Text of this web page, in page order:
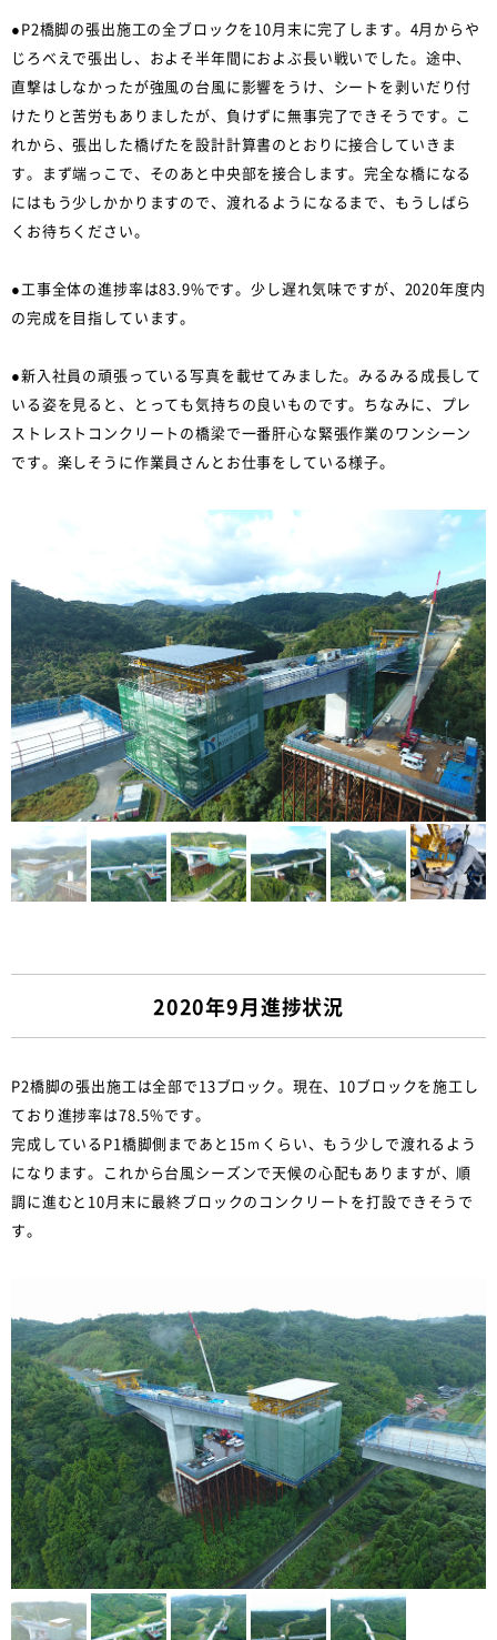
●P2橋脚の張出施工の全ブロックを10月末に完了します。4月からや
じろべえで張出し、およそ半年間におよぶ長い戦いでした。途中、
直撃はしなかったが強風の台風に影響をうけ、シートを剥いだり付
けたりと苦労もありましたが、負けずに無事完了できそうです。こ
れから、張出した橋げたを設計計算書のとおりに接合していきま
す。まず端っこで、そのあと中央部を接合します。完全な橋になる
にはもう少しかかりますので、渡れるようになるまで、もうしばら
くお待ちください。
●工事全体の進捗率は83.9%です。少し遅れ気味ですが、2020年度内
の完成を目指しています。
●新入社員の頑張っている写真を載せてみました。みるみる成長して
いる姿を見ると、とっても気持ちの良いものです。ちなみに、プレ
ストレストコンクリートの橋梁で一番肝心な緊張作業のワンシーン
です。楽しそうに作業員さんとお仕事をしている様子。
2020年9月進捗状況
P2橋脚の張出施工は全部で13ブロック。現在、10ブロックを施工し
ており進捗率は78.5%です。
完成しているP1橋脚側まであと15ｍくらい、もう少しで渡れるよう
になります。これから台風シーズンで天候の心配もありますが、順
調に進むと10月末に最終ブロックのコンクリートを打設できそうで
す。